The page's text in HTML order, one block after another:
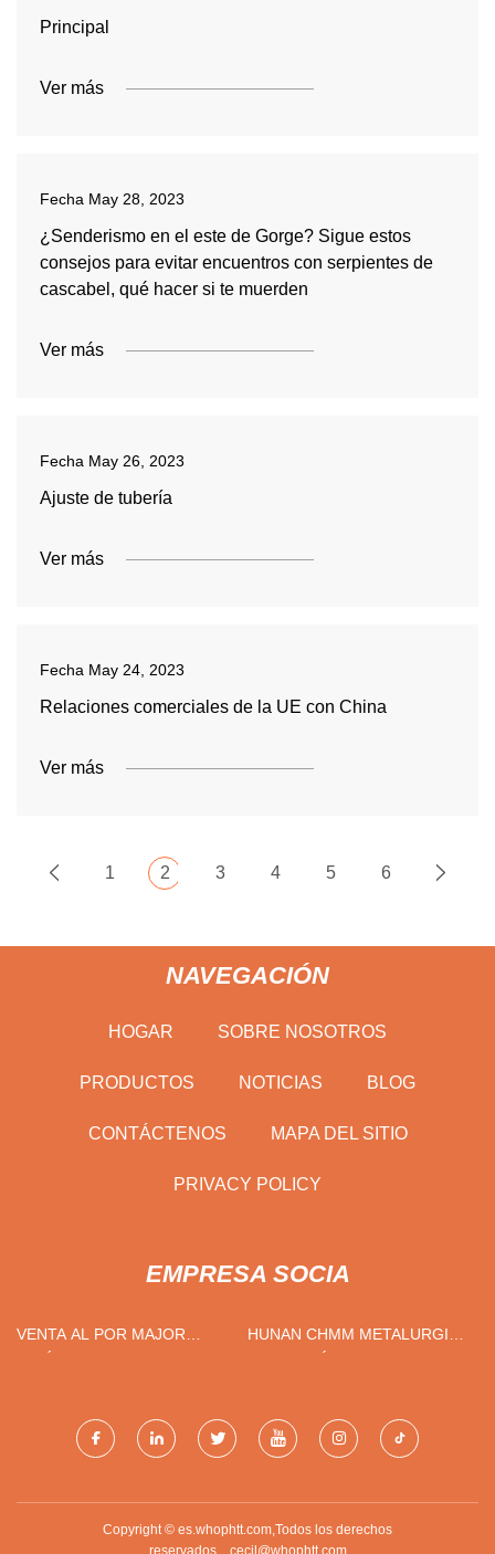
Principal
Ver más
Fecha May 28, 2023
¿Senderismo en el este de Gorge? Sigue estos
consejos para evitar encuentros con serpientes de
cascabel, qué hacer si te muerden
Ver más
Fecha May 26, 2023
Ajuste de tubería
Ver más
Fecha May 24, 2023
Relaciones comerciales de la UE con China
Ver más
1 2 3 4 5 6
NAVEGACIÓN
HOGAR SOBRE NOSOTROS
PRODUCTOS NOTICIAS BLOG
CONTÁCTENOS MAPA DEL SITIO
PRIVACY POLICY
EMPRESA SOCIA
VENTA AL POR MAJOR
HUNAN CHMM METALURGIA
Copyright © es.whophtt.com,Todos los derechos
reservados. cecil@whophtt.com